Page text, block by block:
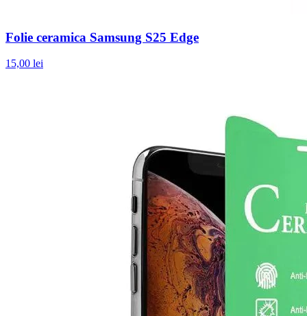
Folie ceramica Samsung S25 Edge
15,00 lei